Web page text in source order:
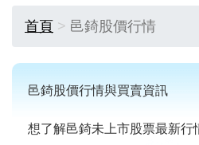
首頁 邑錡股價行情
邑錡股價行情與買賣資訊
想了解邑錡未上市股票最新行